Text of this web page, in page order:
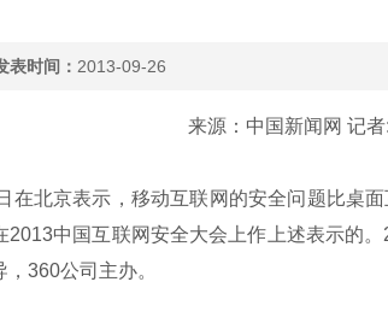
表时间： 2013-09-26
来源：中国新闻网 记
北京表示，移动互联网的安全问题比桌
中国互联网安全大会上作上述表示的。
360公司主办。